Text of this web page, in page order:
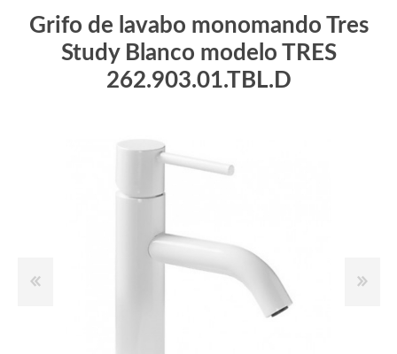
Grifo de lavabo monomando Tres
Study Blanco modelo TRES
262.903.01.TBL.D